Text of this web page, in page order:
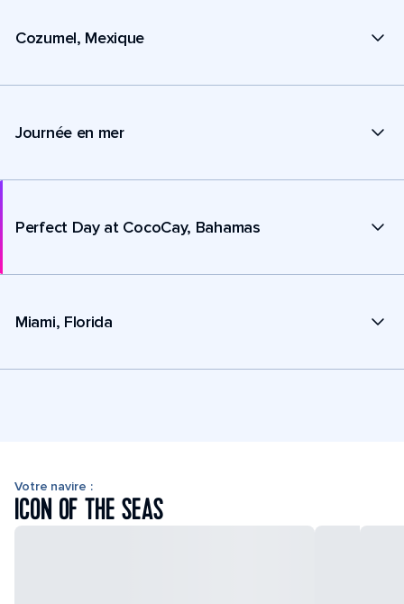
Cozumel, Mexique
Journée en mer
Perfect Day at CocoCay, Bahamas
Miami, Florida
Votre navire :
ICON OF THE SEAS